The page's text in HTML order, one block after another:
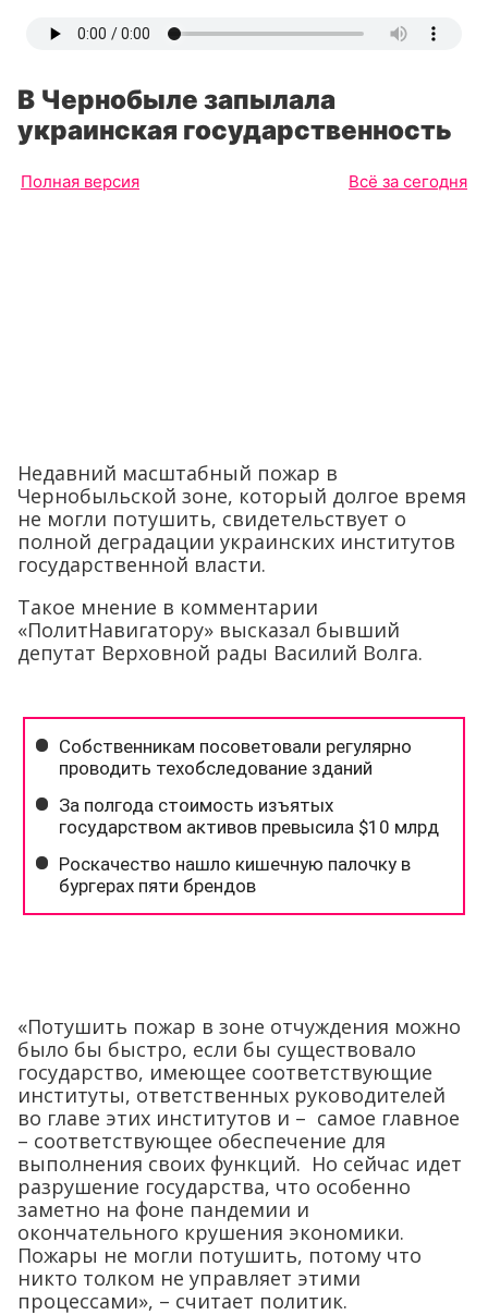
В Чернобыле запылала
украинская государственность
Полная версия Всё за сегодня
Недавний масштабный пожар в
Чернобыльской зоне, который долгое время
не могли потушить, свидетельствует о
полной деградации украинских институтов
государственной власти.
Такое мнение в комментарии
«ПолитНавигатору» высказал бывший
депутат Верховной рады Василий Волга.
«Потушить пожар в зоне отчуждения можно
было бы быстро, если бы существовало
государство, имеющее соответствующие
институты, ответственных руководителей
во главе этих институтов и – самое главное
– соответствующее обеспечение для
выполнения своих функций. Но сейчас идет
разрушение государства, что особенно
заметно на фоне пандемии и
окончательного крушения экономики.
Пожары не могли потушить, потому что
никто толком не управляет этими
процессами», – считает политик.